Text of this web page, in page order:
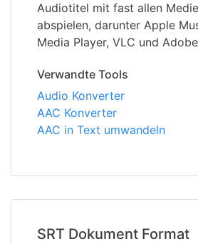
Audiotitel mit fast allen
abspielen, darunter Apple
Media Player, VLC und
Verwandte Tools
Audio Konverter
AAC Konverter
AAC in Text umwandeln
SRT Dokument Format